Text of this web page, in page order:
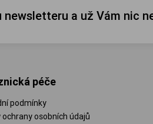
a už Vám nic
péče
podmínky
ochrany osobních údajů